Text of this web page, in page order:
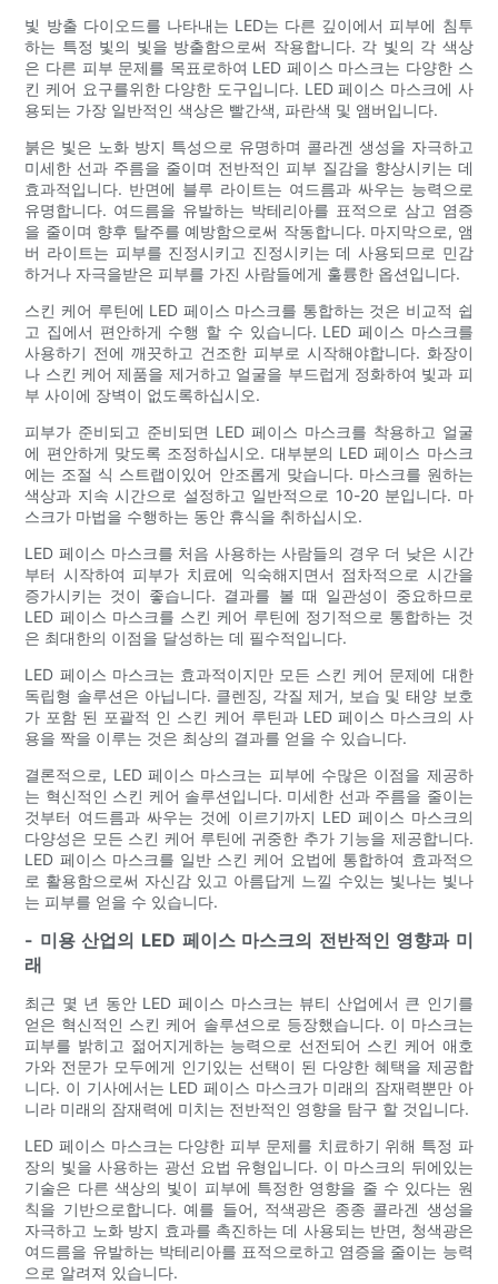
빛 방출 다이오드를 나타내는 LED는 다른 깊이에서 피부에 침투
하는 특정 빛의 빛을 방출함으로써 작용합니다. 각 빛의 각 색상
은 다른 피부 문제를 목표로하여 LED 페이스 마스크는 다양한 스
킨 케어 요구를위한 다양한 도구입니다. LED 페이스 마스크에 사
용되는 가장 일반적인 색상은 빨간색, 파란색 및 앰버입니다.
붉은 빛은 노화 방지 특성으로 유명하며 콜라겐 생성을 자극하고
미세한 선과 주름을 줄이며 전반적인 피부 질감을 향상시키는 데
효과적입니다. 반면에 블루 라이트는 여드름과 싸우는 능력으로
유명합니다. 여드름을 유발하는 박테리아를 표적으로 삼고 염증
을 줄이며 향후 탈주를 예방함으로써 작동합니다. 마지막으로, 앰
버 라이트는 피부를 진정시키고 진정시키는 데 사용되므로 민감
하거나 자극을받은 피부를 가진 사람들에게 훌륭한 옵션입니다.
스킨 케어 루틴에 LED 페이스 마스크를 통합하는 것은 비교적 쉽
고 집에서 편안하게 수행 할 수 있습니다. LED 페이스 마스크를
사용하기 전에 깨끗하고 건조한 피부로 시작해야합니다. 화장이
나 스킨 케어 제품을 제거하고 얼굴을 부드럽게 정화하여 빛과 피
부 사이에 장벽이 없도록하십시오.
피부가 준비되고 준비되면 LED 페이스 마스크를 착용하고 얼굴
에 편안하게 맞도록 조정하십시오. 대부분의 LED 페이스 마스크
에는 조절 식 스트랩이있어 안조롭게 맞습니다. 마스크를 원하는
색상과 지속 시간으로 설정하고 일반적으로 10-20 분입니다. 마
스크가 마법을 수행하는 동안 휴식을 취하십시오.
LED 페이스 마스크를 처음 사용하는 사람들의 경우 더 낮은 시간
부터 시작하여 피부가 치료에 익숙해지면서 점차적으로 시간을
증가시키는 것이 좋습니다. 결과를 볼 때 일관성이 중요하므로
LED 페이스 마스크를 스킨 케어 루틴에 정기적으로 통합하는 것
은 최대한의 이점을 달성하는 데 필수적입니다.
LED 페이스 마스크는 효과적이지만 모든 스킨 케어 문제에 대한
독립형 솔루션은 아닙니다. 클렌징, 각질 제거, 보습 및 태양 보호
가 포함 된 포괄적 인 스킨 케어 루틴과 LED 페이스 마스크의 사
용을 짝을 이루는 것은 최상의 결과를 얻을 수 있습니다.
결론적으로, LED 페이스 마스크는 피부에 수많은 이점을 제공하
는 혁신적인 스킨 케어 솔루션입니다. 미세한 선과 주름을 줄이는
것부터 여드름과 싸우는 것에 이르기까지 LED 페이스 마스크의
다양성은 모든 스킨 케어 루틴에 귀중한 추가 기능을 제공합니다.
LED 페이스 마스크를 일반 스킨 케어 요법에 통합하여 효과적으
로 활용함으로써 자신감 있고 아름답게 느낄 수있는 빛나는 빛나
는 피부를 얻을 수 있습니다.
- 미용 산업의 LED 페이스 마스크의 전반적인 영향과 미
래
최근 몇 년 동안 LED 페이스 마스크는 뷰티 산업에서 큰 인기를
얻은 혁신적인 스킨 케어 솔루션으로 등장했습니다. 이 마스크는
피부를 밝히고 젊어지게하는 능력으로 선전되어 스킨 케어 애호
가와 전문가 모두에게 인기있는 선택이 된 다양한 혜택을 제공합
니다. 이 기사에서는 LED 페이스 마스크가 미래의 잠재력뿐만 아
니라 미래의 잠재력에 미치는 전반적인 영향을 탐구 할 것입니다.
LED 페이스 마스크는 다양한 피부 문제를 치료하기 위해 특정 파
장의 빛을 사용하는 광선 요법 유형입니다. 이 마스크의 뒤에있는
기술은 다른 색상의 빛이 피부에 특정한 영향을 줄 수 있다는 원
칙을 기반으로합니다. 예를 들어, 적색광은 종종 콜라겐 생성을
자극하고 노화 방지 효과를 촉진하는 데 사용되는 반면, 청색광은
여드름을 유발하는 박테리아를 표적으로하고 염증을 줄이는 능력
으로 알려져 있습니다.